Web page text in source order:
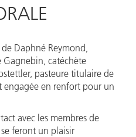
Daphné Reymond,
Gagnebin, catéchète
pasteure titulaire de
engagée en renfort pour un
avec les membres de
feront un plaisir